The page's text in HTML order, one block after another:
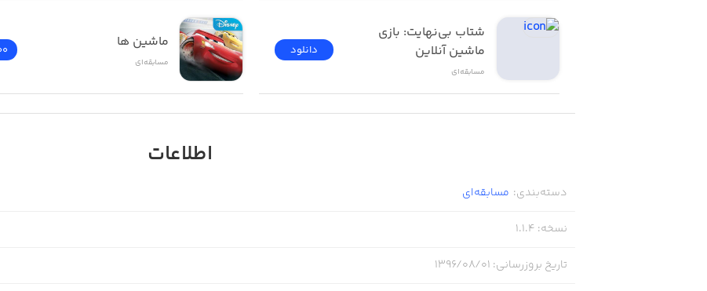
ماشین آنلاین
مسابقه‌ای
دانلود ماشین ها
مسابقه‌ای
اطلاعات
دسته‌بندی: مسابقه‌ای
نسخه:
1.1.4
تاریخ بروزرسانی: ۱۳۹۶/۰۸/۰۱